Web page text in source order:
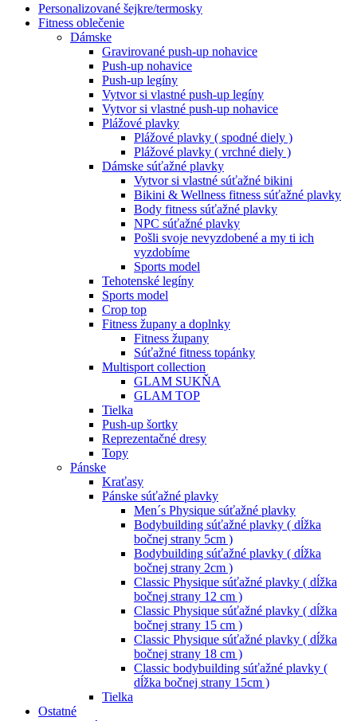
Personalizované šejkre/termosky
Fitness oblečenie
Dámske
Gravirované push-up nohavice
Push-up nohavice
Push-up legíny
Vytvor si vlastné push-up legíny
Vytvor si vlastné push-up nohavice
Plážové plavky
Plážové plavky ( spodné diely )
Plážové plavky ( vrchné diely )
Dámske súťažné plavky
Vytvor si vlastné súťažné bikini
Bikini & Wellness fitness súťažné plavky
Body fitness súťažné plavky
NPC súťažné plavky
Pošli svoje nevyzdobené a my ti ich
vyzdobíme
Sports model
Tehotenské legíny
Sports model
Crop top
Fitness župany a doplnky
Fitness župany
Súťažné fitness topánky
Multisport collection
GLAM SUKŇA
GLAM TOP
Tielka
Push-up šortky
Reprezentačné dresy
Topy
Pánske
Kraťasy
Pánske súťažné plavky
Men´s Physique súťažné plavky
Bodybuilding súťažné plavky ( dĺžka
bočnej strany 5cm )
Bodybuilding súťažné plavky ( dĺžka
bočnej strany 2cm )
Classic Physique súťažné plavky ( dĺžka
bočnej strany 12 cm )
Classic Physique súťažné plavky ( dĺžka
bočnej strany 15 cm )
Classic Physique súťažné plavky ( dĺžka
bočnej strany 18 cm )
Classic bodybuilding súťažné plavky (
dĺžka bočnej strany 15cm )
Tielka
Ostatné